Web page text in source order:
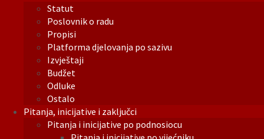
Statut
Poslovnik o radu
Propisi
Platforma djelovanja po sazivu
Izvještaji
Budžet
Odluke
Ostalo
Pitanja, inicijative i zaključci
Pitanja i inicijative po podnosiocu